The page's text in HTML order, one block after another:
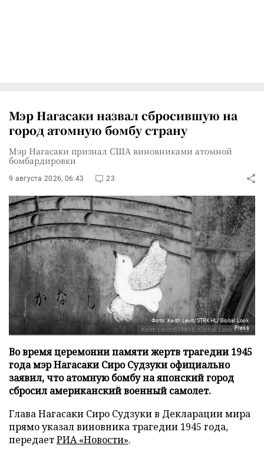
Мэр Нагасаки назвал сбросившую на
город атомную бомбу страну
Мэр Нагасаки признал США виновниками атомной
бомбардировки
9 августа 2026, 06:43 23
Фото: Keith Levit/STRKHL/Global Look
Press
Во время церемонии памяти жертв трагедии 1945
года мэр Нагасаки Сиро Судзуки официально
заявил, что атомную бомбу на японский город
сбросил американский военный самолет.
Глава Нагасаки Сиро Судзуки в Декларации мира
прямо указал виновника трагедии 1945 года,
передаетРИА «Новости».